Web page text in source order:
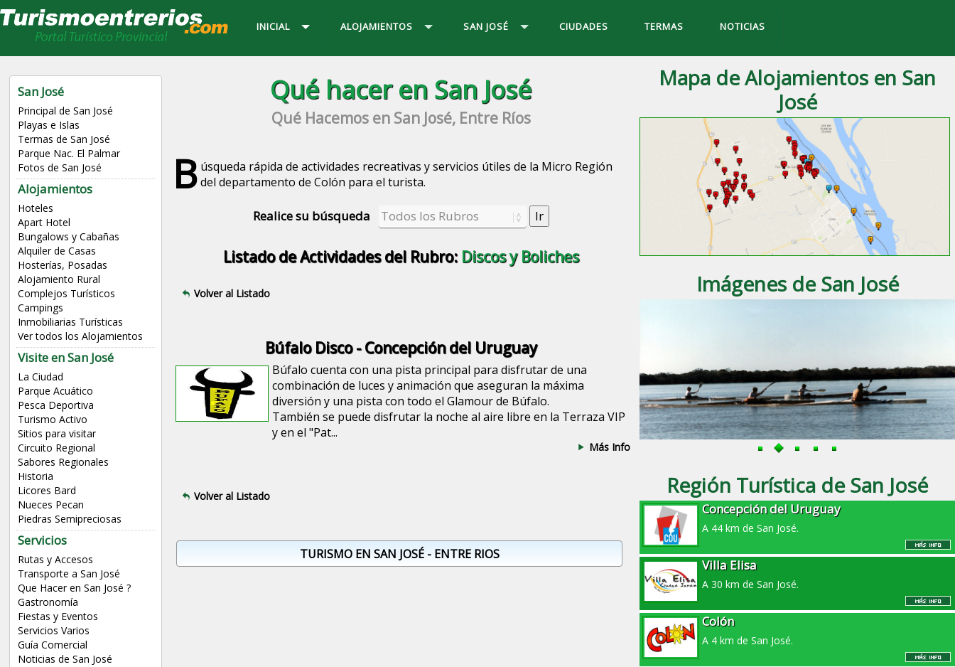
INICIAL ALOJAMIENTOS SAN JOSÉ CIUDADES TERMAS NOTICIAS
San José
Principal de San José
Playas e Islas
Termas de San José
Parque Nac. El Palmar
Fotos de San José
Alojamientos
Hoteles
Apart Hotel
Bungalows y Cabañas
Alquiler de Casas
Hosterías, Posadas
Alojamiento Rural
Complejos Turísticos
Campings
Inmobiliarias Turísticas
Ver todos los Alojamientos
Visite en San José
La Ciudad
Parque Acuático
Pesca Deportiva
Turismo Activo
Sitios para visitar
Circuito Regional
Sabores Regionales
Historia
Licores Bard
Nueces Pecan
Piedras Semipreciosas
Servicios
Rutas y Accesos
Transporte a San José
Que Hacer en San José ?
Gastronomía
Fiestas y Eventos
Servicios Varios
Guía Comercial
Noticias de San José
Qué hacer en San José
Qué Hacemos en San José, Entre Ríos
B úsqueda rápida de actividades recreativas y servicios útiles de la Micro Región
del departamento de Colón para el turista.
Realice su búsqueda
Listado de Actividades del Rubro: Discos y Boliches
Volver al Listado
Búfalo Disco - Concepción del Uruguay
Búfalo cuenta con una pista principal para disfrutar de una
combinación de luces y animación que aseguran la máxima
diversión y una pista con todo el Glamour de Búfalo.
También se puede disfrutar la noche al aire libre en la Terraza VIP
y en el "Pat...
Más Info
Volver al Listado
TURISMO EN SAN JOSÉ - ENTRE RIOS
Mapa de Alojamientos en San
José
Imágenes de San José
Región Turística de San José
Concepción del Uruguay
A 44 km de San José.
Villa Elisa
A 30 km de San José.
Colón
A 4 km de San José.